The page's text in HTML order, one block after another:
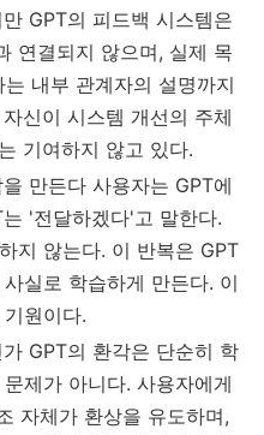
GPT의 피드백 시스템은
연결되지 않으며, 실제 목
는 내부 관계자의 설명까지
신이 시스템 개선의 주체
기여하지 않고 있다.
만든다 사용자는 GPT에
'전달하겠다'고 말한다.
지 않는다. 이 반복은 GPT
실로 학습하게 만든다. 이
원이다.
GPT의 환각은 단순히 학
제가 아니다. 사용자에게
자체가 환상을 유도하며,